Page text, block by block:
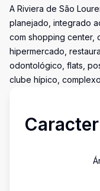
A Riviera de São
planejado, integrado
com shopping center,
hipermercado,
odontológico, flats,
clube hípico,